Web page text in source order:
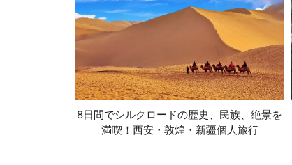
8日間でシルクロードの歴史、民族、絶景を
満喫！西安・敦煌・新疆個人旅行